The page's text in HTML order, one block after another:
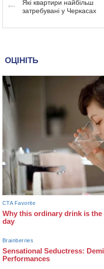
Які квартири найбільш
затребувані у Черкасах